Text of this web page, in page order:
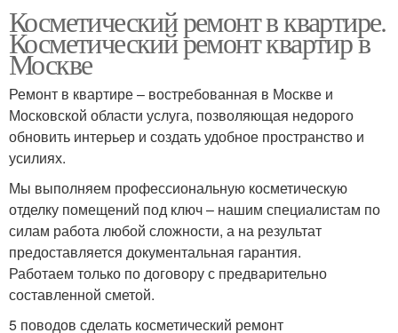
Косметический ремонт в квартире.
Косметический ремонт квартир в
Москве
Ремонт в квартире – востребованная в Москве и
Московской области услуга, позволяющая недорого
обновить интерьер и создать удобное пространство и
усилиях.
Мы выполняем профессиональную косметическую
отделку помещений под ключ – нашим специалистам по
силам работа любой сложности, а на результат
предоставляется документальная гарантия.
Работаем только по договору с предварительно
составленной сметой.
5 поводов сделать косметический ремонт